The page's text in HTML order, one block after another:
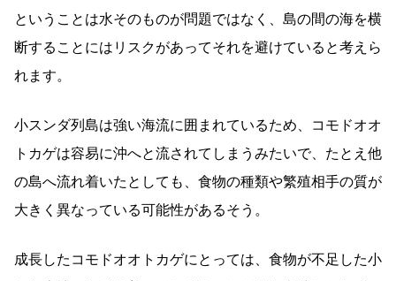
ということは水そのものが問題ではなく、島の間の海を横
断することにはリスクがあってそれを避けていると考えら
れます。
小スンダ列島は強い海流に囲まれているため、コモドオオ
トカゲは容易に沖へと流されてしまうみたいで、たとえ他
の島へ流れ着いたとしても、食物の種類や繁殖相手の質が
大きく異なっている可能性があるそう。
成長したコモドオオトカゲにとっては、食物が不足した小